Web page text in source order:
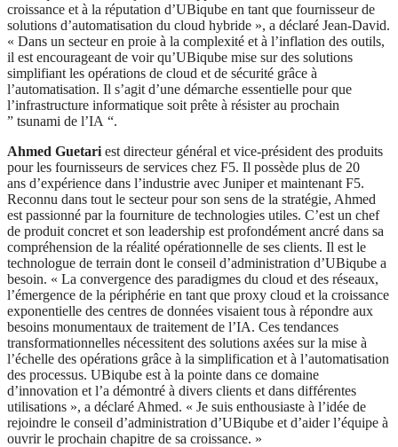
croissance et à la réputation d’UBiqube en tant que fournisseur de
solutions d’automatisation du cloud hybride », a déclaré Jean-David.
« Dans un secteur en proie à la complexité et à l’inflation des outils,
il est encourageant de voir qu’UBiqube mise sur des solutions
simplifiant les opérations de cloud et de sécurité grâce à
l’automatisation. Il s’agit d’une démarche essentielle pour que
l’infrastructure informatique soit prête à résister au prochain
” tsunami de l’IA “.
Ahmed Guetari est directeur général et vice-président des produits
pour les fournisseurs de services chez F5. Il possède plus de 20
ans d’expérience dans l’industrie avec Juniper et maintenant F5.
Reconnu dans tout le secteur pour son sens de la stratégie, Ahmed
est passionné par la fourniture de technologies utiles. C’est un chef
de produit concret et son leadership est profondément ancré dans sa
compréhension de la réalité opérationnelle de ses clients. Il est le
technologue de terrain dont le conseil d’administration d’UBiqube a
besoin. « La convergence des paradigmes du cloud et des réseaux,
l’émergence de la périphérie en tant que proxy cloud et la croissance
exponentielle des centres de données visaient tous à répondre aux
besoins monumentaux de traitement de l’IA. Ces tendances
transformationnelles nécessitent des solutions axées sur la mise à
l’échelle des opérations grâce à la simplification et à l’automatisation
des processus. UBiqube est à la pointe dans ce domaine
d’innovation et l’a démontré à divers clients et dans différentes
utilisations », a déclaré Ahmed. « Je suis enthousiaste à l’idée de
rejoindre le conseil d’administration d’UBiqube et d’aider l’équipe à
ouvrir le prochain chapitre de sa croissance. »